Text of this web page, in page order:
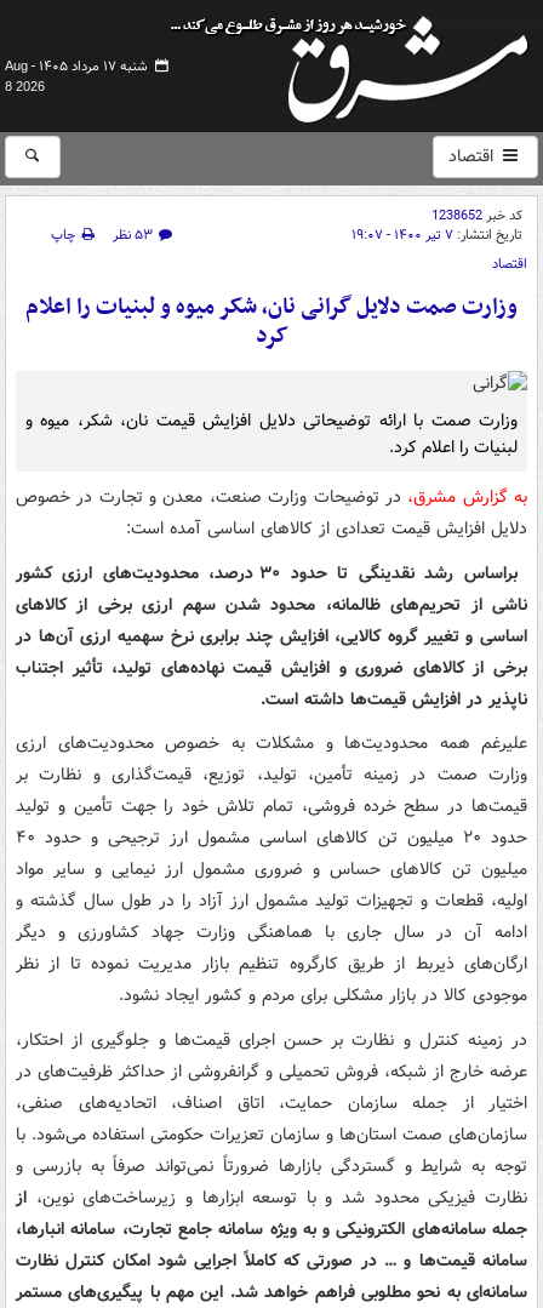
شنبه ۱۷ مرداد ۱۴۰۵ -
Aug
8 2026
اقتصاد
کد خبر1238652
تاریخ انتشار: ۷ تیر ۱۴۰۰ - ۱۹:۰۷ ۵۳ نظر
چاپ
اقتصاد
وزارت صمت دلایل گرانی نان، شکر میوه و لبنیات را اعلام
کرد
وزارت صمت با ارائه توضیحاتی دلایل افزایش قیمت نان، شکر، میوه و
لبنیات را اعلام کرد.
به گزارش مشرق، در توضیحات وزارت صنعت، معدن و تجارت در خصوص
دلایل افزایش قیمت تعدادی از کالاهای اساسی آمده است:
براساس رشد نقدینگی تا حدود ۳۰ درصد، محدودیت‌های ارزی کشور
ناشی از تحریم‌های ظالمانه، محدود شدن سهم ارزی برخی از کالاهای
اساسی و تغییر گروه کالایی، افزایش چند برابری نرخ سهمیه ارزی آن‌ها در
برخی از کالاهای ضروری و افزایش قیمت نهاده‌های تولید، تأثیر اجتناب
ناپذیر در افزایش قیمت‌ها داشته است.
علیرغم همه محدودیت‌ها و مشکلات به خصوص محدودیت‌های ارزی
وزارت صمت در زمینه تأمین، تولید، توزیع، قیمت‌گذاری و نظارت بر
قیمت‌ها در سطح خرده فروشی، تمام تلاش خود را جهت تأمین و تولید
حدود ۲۰ میلیون تن کالاهای اساسی مشمول ارز ترجیحی و حدود ۴۰
میلیون تن کالاهای حساس و ضروری مشمول ارز نیمایی و سایر مواد
اولیه، قطعات و تجهیزات تولید مشمول ارز آزاد را در طول سال گذشته و
ادامه آن در سال جاری با هماهنگی وزارت جهاد کشاورزی و دیگر
ارگان‌های ذیربط از طریق کارگروه تنظیم بازار مدیریت نموده تا از نظر
موجودی کالا در بازار مشکلی برای مردم و کشور ایجاد نشود.
در زمینه کنترل و نظارت بر حسن اجرای قیمت‌ها و جلوگیری از احتکار،
عرضه خارج از شبکه، فروش تحمیلی و گرانفروشی از حداکثر ظرفیت‌های در
اختیار از جمله سازمان حمایت، اتاق اصناف، اتحادیه‌های صنفی،
سازمان‌های صمت استان‌ها و سازمان تعزیرات حکومتی استفاده می‌شود. با
توجه به شرایط و گستردگی بازارها ضرورتاً نمی‌تواند صرفاً به بازرسی و
نظارت فیزیکی محدود شد و با توسعه ابزارها و زیرساخت‌های نوین، از
جمله سامانه‌های الکترونیکی و به ویژه سامانه جامع تجارت، سامانه انبارها،
سامانه قیمت‌ها و … در صورتی که کاملاً اجرایی شود امکان کنترل نظارت
سامانه‌ای به نحو مطلوبی فراهم خواهد شد. این مهم با پیگیری‌های مستمر